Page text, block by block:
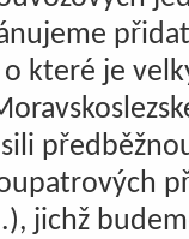
které je
jichž